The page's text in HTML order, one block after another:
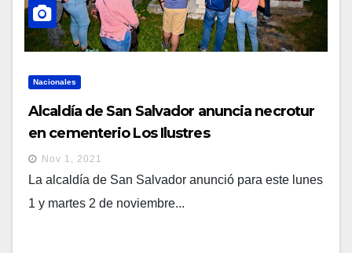
Nacionales
Alcaldía de San Salvador anuncia necrotur
en cementerio Los Ilustres
Nov 1, 2021
La alcaldía de San Salvador anunció para este lunes
1 y martes 2 de noviembre...